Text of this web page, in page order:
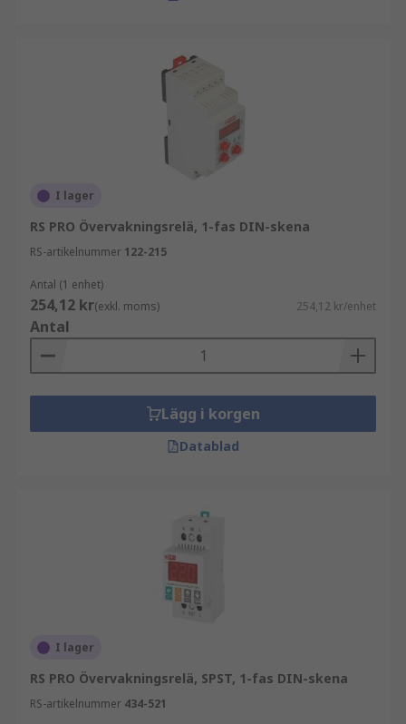
frekvensnivåer och utlösa larm eller åtgärder om
de överstiger en förinställd tröskel. Detta kan
hjälpa till att säkerställa att system för förnybar
energi fungerar effektivt och ändamålsenligt.
I lager
RS PRO Övervakningsrelä, 1-fas DIN-skena
RS-artikelnummer 122-215
Antal (1 enhet)
254,12 kr(exkl. moms) 254,12 kr/enhet
Antal
Lägg i korgen
Datablad
I lager
RS PRO Övervakningsrelä, SPST, 1-fas DIN-skena
RS-artikelnummer 434-521